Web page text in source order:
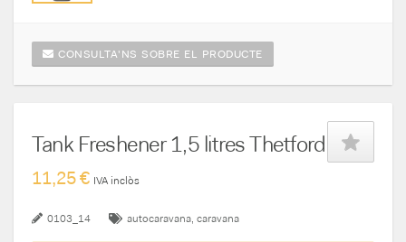
CONSULTA'NS SOBRE EL PRODUCTE
Tank Freshener 1,5 litres Thetford
11,25 € IVA inclòs
0103_14 autocaravana caravana